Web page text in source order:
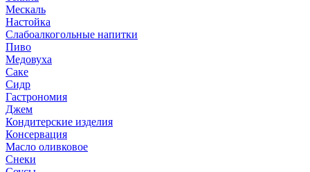
Мескаль
Настойка
Слабоалкогольные напитки
Пиво
Медовуха
Саке
Сидр
Гастрономия
Джем
Кондитерские изделия
Консервация
Масло оливковое
Снеки